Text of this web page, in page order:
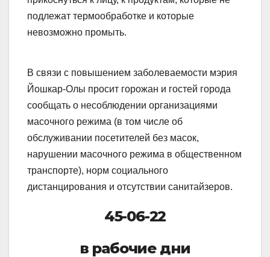
подлежат термообработке и которые
невозможно промыть.
В связи с повышением заболеваемости мэрия
Йошкар-Олы просит горожан и гостей города
сообщать о несоблюдении организациями
масочного режима (в том числе об
обслуживании посетителей без масок,
нарушении масочного режима в общественном
транспорте), норм социального
дистанцирования и отсутствии санитайзеров.
45-06-22
в рабочие дни